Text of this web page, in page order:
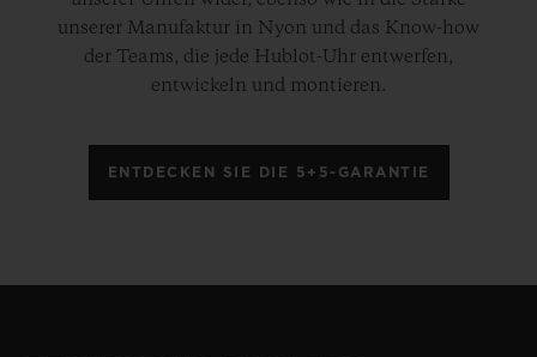
unserer Manufaktur in Nyon und das Know-how
der Teams, die jede Hublot-Uhr entwerfen,
entwickeln und montieren.
ENTDECKEN SIE DIE 5+5-GARANTIE